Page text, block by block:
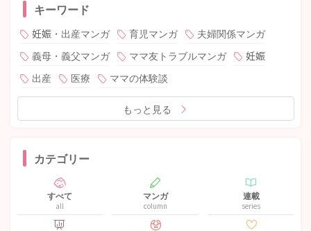
キーワード
妊娠・出産マンガ 育児マンガ
夫婦関係マンガ
義母・義父マンガ
ママ友トラブルマンガ
妊娠
出産
医療 ママの体験談
もっと見る
カテゴリー
すべて
all
マンガ
column
連載
series